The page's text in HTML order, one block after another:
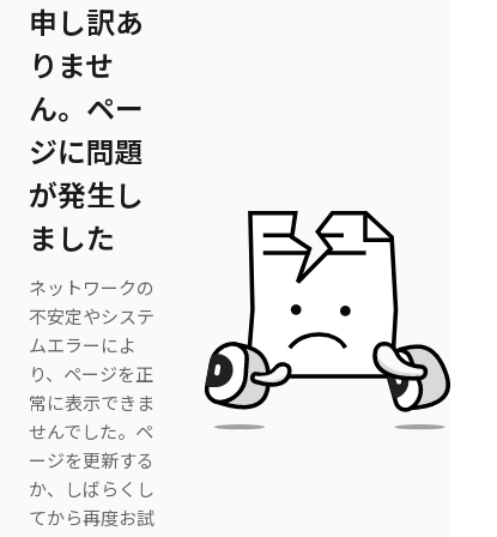
申し訳あ
りませ
ん。ペー
ジに問題
が発生し
ました
ネットワークの
不安定やシステ
ムエラーによ
り、ページを正
常に表示できま
せんでした。ペ
ージを更新する
か、しばらくし
てから再度お試